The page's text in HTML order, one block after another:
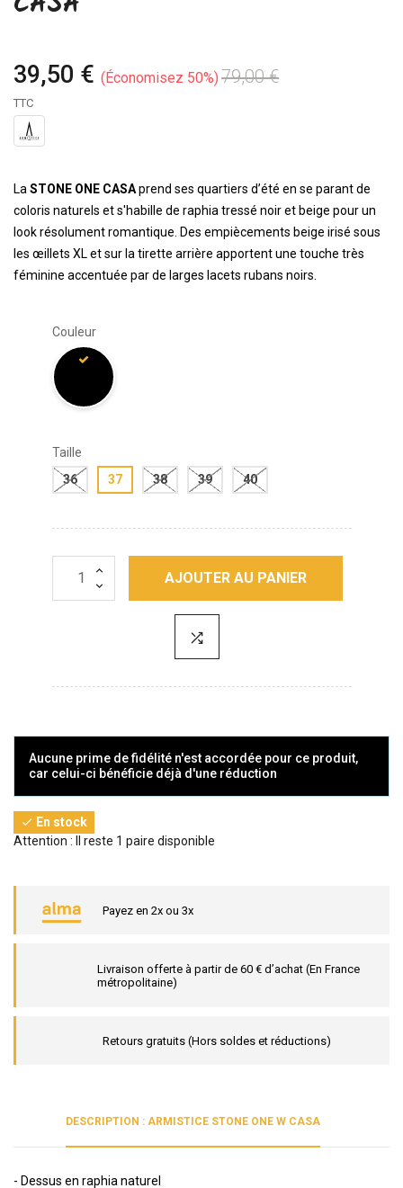
39,50 € Économisez 50% 79,00 €
TTC
La STONE ONE CASAprend ses quartiers d’été en se parant de
coloris naturels et s'habille de raphia tressé noir et beige pour un
look résolument romantique. Des empiècements beige irisé sous
les œillets XL et sur la tirette arrière apportent une touche très
féminine accentuée par de larges lacets rubans noirs.
Couleur
Taille
36
37 38 39 40
AJOUTER AU PANIER
Aucune prime de fidélité n'est accordée pour ce produit,
car celui-ci bénéficie déjà d'une réduction
 En stock
Attention : Il reste 1 paire disponible
Payez en 2x ou 3x
Livraison offerte à partir de 60 € d’achat (En France
métropolitaine)
Retours gratuits (Hors soldes et réductions)
DESCRIPTION : ARMISTICE STONE ONE W CASA
- Dessus en raphia naturel